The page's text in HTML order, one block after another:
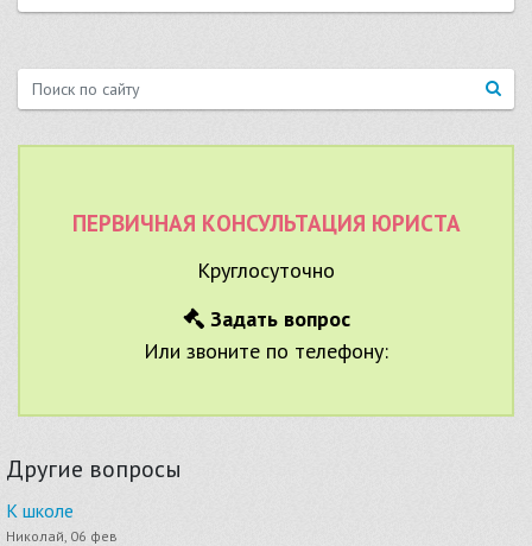
ПЕРВИЧНАЯ КОНСУЛЬТАЦИЯ ЮРИСТА
Круглосуточно
Задать вопрос
Или звоните по телефону:
Другие вопросы
К школе
Николай, 06 фев